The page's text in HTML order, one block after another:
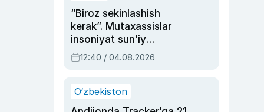
“Biroz sekinlashish
kerak”. Mutaxassislar
insoniyat sun’iy
intellektni boshqara
olmay qolishidan xavotir
12:40 / 04.08.2026
O‘zbekiston